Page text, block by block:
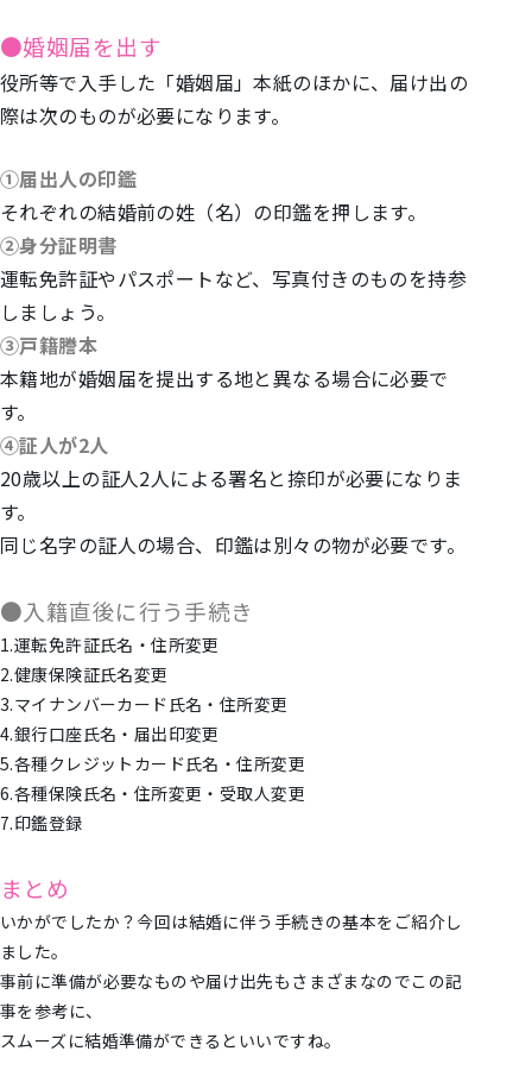
●婚姻届を出す
役所等で入手した「婚姻届」本紙のほかに、届け出の
際は次のものが必要になります。
①届出人の印鑑
それぞれの結婚前の姓（名）の印鑑を押します。
②身分証明書
運転免許証やパスポートなど、写真付きのものを持参
しましょう。
③戸籍謄本
本籍地が婚姻届を提出する地と異なる場合に必要で
す。
④証人が2人
20歳以上の証人2人による署名と捺印が必要になりま
す。
同じ名字の証人の場合、印鑑は別々の物が必要です。
●入籍直後に行う手続き
1.運転免許証氏名・住所変更
2.健康保険証氏名変更
3.マイナンバーカード氏名・住所変更
4.銀行口座氏名・届出印変更
5.各種クレジットカード氏名・住所変更
6.各種保険氏名・住所変更・受取人変更
7.印鑑登録
まとめ
いかがでしたか？今回は結婚に伴う手続きの基本をご紹介し
ました。
事前に準備が必要なものや届け出先もさまざまなのでこの記
事を参考に、
スムーズに結婚準備ができるといいですね。